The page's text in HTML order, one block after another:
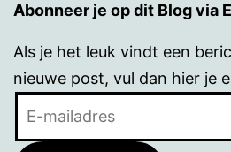
Abonneer je op dit Blog via
Als je het leuk vindt een
nieuwe post, vul dan hier je